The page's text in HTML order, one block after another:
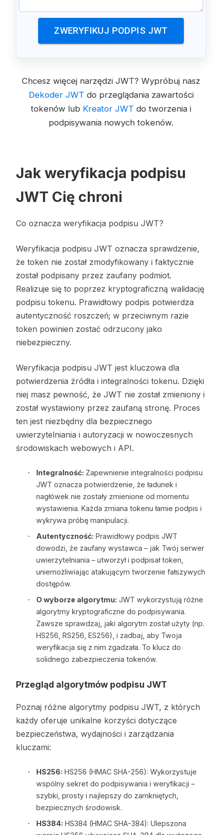
ZWERYFIKUJ PODPIS JWT
Chcesz więcej narzędzi JWT? Wypróbuj nasz
Dekoder JWT do przeglądania zawartości
tokenów lub Kreator JWT do tworzenia i
podpisywania nowych tokenów.
Jak weryfikacja podpisu
JWT Cię chroni
Co oznacza weryfikacja podpisu JWT?
Weryfikacja podpisu JWT oznacza sprawdzenie,
że token nie został zmodyfikowany i faktycznie
został podpisany przez zaufany podmiot.
Realizuje się to poprzez kryptograficzną walidację
podpisu tokenu. Prawidłowy podpis potwierdza
autentyczność roszczeń; w przeciwnym razie
token powinien zostać odrzucony jako
niebezpieczny.
Weryfikacja podpisu JWT jest kluczowa dla
potwierdzenia źródła i integralności tokenu. Dzięki
niej masz pewność, że JWT nie został zmieniony i
został wystawiony przez zaufaną stronę. Proces
ten jest niezbędny dla bezpiecznego
uwierzytelniania i autoryzacji w nowoczesnych
środowiskach webowych i API.
Integralność: Zapewnienie integralności podpisu
JWT oznacza potwierdzenie, że ładunek i
nagłówek nie zostały zmienione od momentu
wystawienia. Każda zmiana tokenu łamie podpis i
wykrywa próbę manipulacji.
Autentyczność: Prawidłowy podpis JWT
dowodzi, że zaufany wystawca – jak Twój serwer
uwierzytelniania – utworzył i podpisał token,
uniemożliwiając atakującym tworzenie fałszywych
dostępów.
O wyborze algorytmu: JWT wykorzystują różne
algorytmy kryptograficzne do podpisywania.
Zawsze sprawdzaj, jaki algorytm został użyty (np.
HS256, RS256, ES256), i zadbaj, aby Twoja
weryfikacja się z nim zgadzała. To klucz do
solidnego zabezpieczenia tokenów.
Przegląd algorytmów podpisu JWT
Poznaj różne algorytmy podpisu JWT, z których
każdy oferuje unikalne korzyści dotyczące
bezpieczeństwa, wydajności i zarządzania
kluczami:
HS256: HS256 (HMAC SHA-256): Wykorzystuje
wspólny sekret do podpisywania i weryfikacji –
szybki, prosty i najlepszy do zamkniętych,
bezpiecznych środowisk.
HS384: HS384 (HMAC SHA-384): Ulepszona